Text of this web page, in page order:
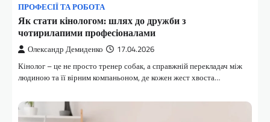
ПРОФЕСІЇ ТА РОБОТА
Як стати кінологом: шлях до дружби з
чотирилапими професіоналами
Олександр Демиденко 17.04.2026
Кінолог – це не просто тренер собак, а справжній перекладач між
людиною та її вірним компаньоном, де кожен жест хвоста…